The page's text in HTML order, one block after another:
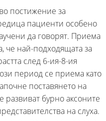
постижение за
пациенти особено
да говорят. Приема
че най-подходящата за
след 6-ия-8-ия
период се приема като
поставянето на
развиват бурно аксоните
на слуха.